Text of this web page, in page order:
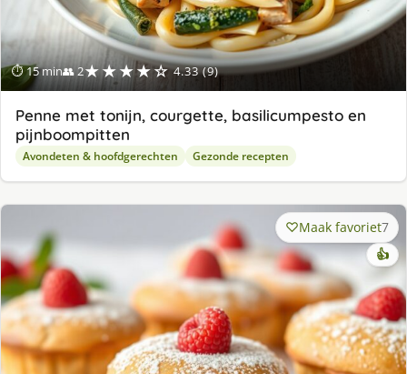
⏱ 15 min👥 2★★★★☆ 4.33 (9)
Penne met tonijn, courgette, basilicumpesto en
pijnboompitten
Avondeten & hoofdgerechten Gezonde recepten
Maak favoriet7
👍